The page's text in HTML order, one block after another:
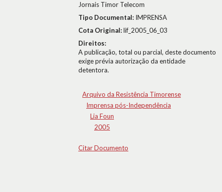
Jornais Timor Telecom
Tipo Documental: IMPRENSA
Cota Original:lif_2005_06_03
Direitos:
A publicação, total ou parcial, deste documento
exige prévia autorização da entidade
detentora.
Arquivo da Resistência Timorense
Imprensa pós-Independência
Lia Foun
2005
Citar Documento